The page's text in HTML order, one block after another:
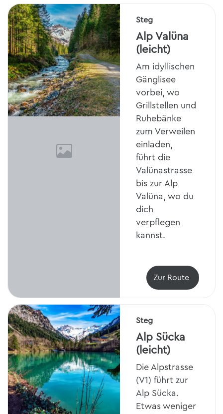
Steg
Alp Valüna
(leicht)
Am idyllischen
Gänglisee
vorbei, wo
Grillstellen und
Ruhebänke
zum Verweilen
einladen,
führt die
Valünastrasse
bis zur Alp
Valüna, wo du
dich
verpflegen
kannst.
Zur Route
Steg
Alp Sücka
(leicht)
Die Alpstrasse
(V1) führt zur
Alp Sücka.
Etwas weniger